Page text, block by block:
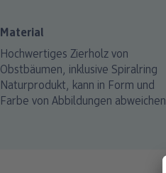
Material
Hochwertiges Zierholz von
Obstbäumen, inklusive Spiralring
Naturprodukt, kann in Form und
Farbe von Abbildungen abweichen